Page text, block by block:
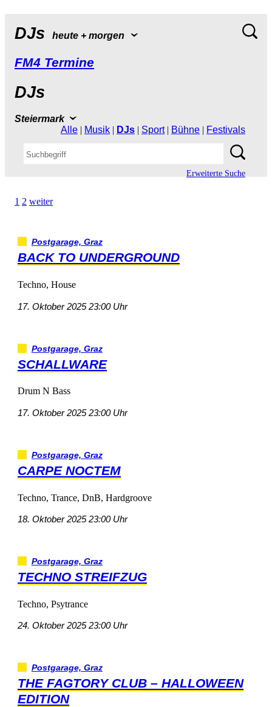
DJs heute+morgen
FM4Termine
DJs
Steiermark
Alle | Musik | DJs | Sport| Bühne | Festivals
ErweiterteSuche
1 2 weiter
Postgarage,Graz
BACKTOUNDERGROUND
Techno,House
17.Oktober202523:00Uhr
Postgarage,Graz
SCHALLWARE
DrumNBass
17.Oktober202523:00Uhr
Postgarage,Graz
CARPENOCTEM
Techno,Trance,DnB,Hardgroove
18.Oktober202523:00Uhr
Postgarage,Graz
TECHNOSTREIFZUG
Techno,Psytrance
24.Oktober202523:00Uhr
Postgarage,Graz
THEFAGTORYCLUB–HALLOWEEN
EDITION